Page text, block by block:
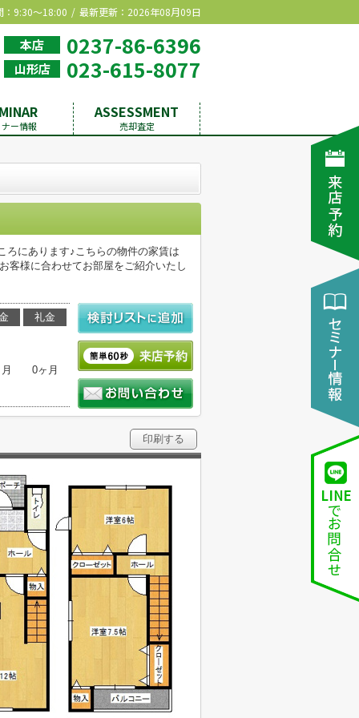
：9:30～18:00 最新更新：2026年08月09日
本店 0237-86-6396
山形店 023-615-8077
ー情報
ASSESSMENT
売却査定
ろにあります♪こちらの物件の家賃は
客様に合わせてお部屋をご紹介いたし
礼金
0ヶ月
印刷する